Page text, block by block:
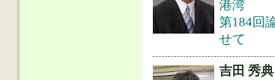
港湾
第184回
せて
吉田 秀